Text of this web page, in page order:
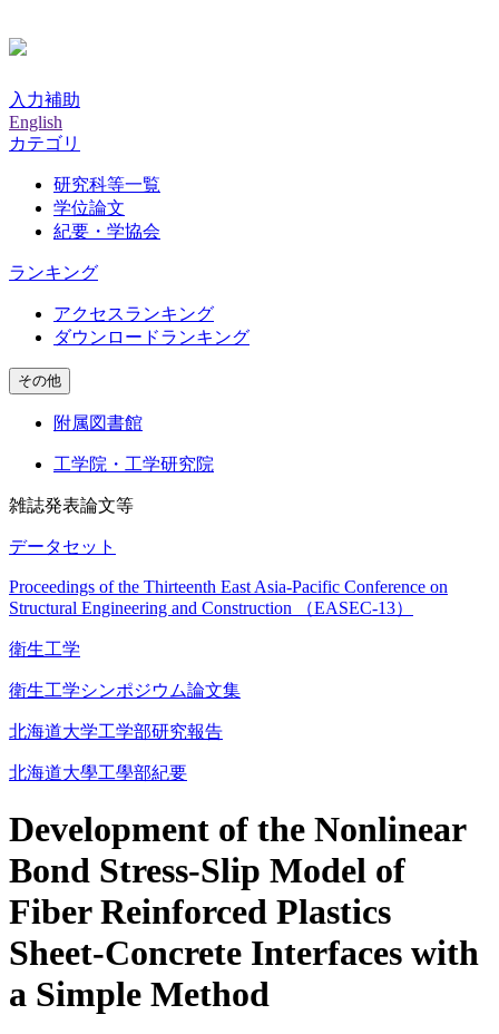
入力補助
English
カテゴリ
研究科等一覧
学位論文
紀要・学協会
ランキング
アクセスランキング
ダウンロードランキング
その他
附属図書館
工学院・工学研究院
雑誌発表論文等
データセット
Proceedings of the Thirteenth East Asia-Pacific Conference on
Structural Engineering and Construction （EASEC-13）
衛生工学
衛生工学シンポジウム論文集
北海道大学工学部研究報告
北海道大學工學部紀要
Development of the Nonlinear
Bond Stress-Slip Model of
Fiber Reinforced Plastics
Sheet-Concrete Interfaces with
a Simple Method